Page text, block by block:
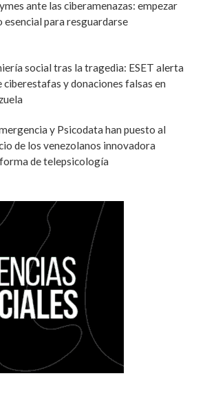
ante las ciberamenazas: empezar
esencial para resguardarse
social tras la tragedia: ESET alerta
ciberestafas y donaciones falsas en
y Psicodata han puesto al
de los venezolanos innovadora
de telepsicología